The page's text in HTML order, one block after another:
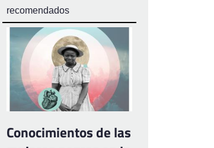
recomendados
Conocimientos de las